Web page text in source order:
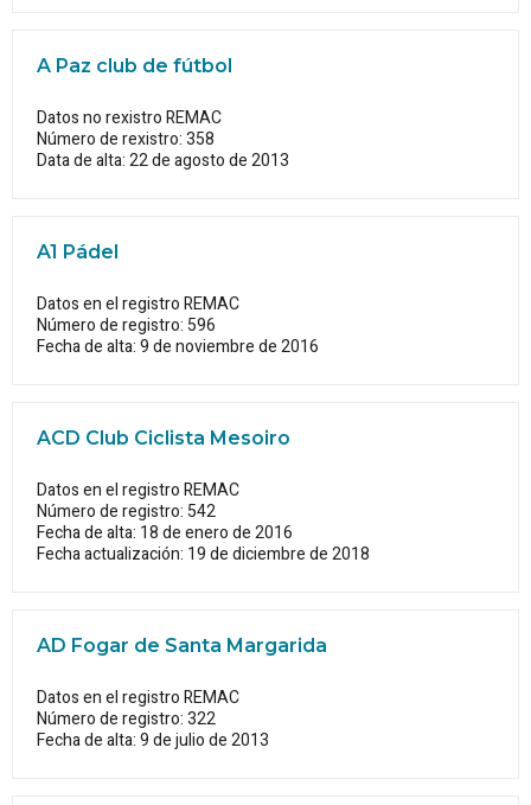
A Paz club de fútbol
Datos no rexistro REMAC
Número de rexistro: 358
Data de alta: 22 de agosto de 2013
A1 Pádel
Datos en el registro REMAC
Número de registro: 596
Fecha de alta: 9 de noviembre de 2016
ACD Club Ciclista Mesoiro
Datos en el registro REMAC
Número de registro: 542
Fecha de alta: 18 de enero de 2016
Fecha actualización: 19 de diciembre de 2018
AD Fogar de Santa Margarida
Datos en el registro REMAC
Número de registro: 322
Fecha de alta: 9 de julio de 2013